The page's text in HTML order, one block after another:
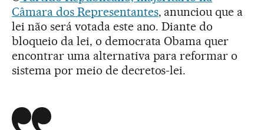
Câmara dos Representantes, anunciou que a
lei não será votada este ano. Diante do
bloqueio da lei, o democrata Obama quer
encontrar uma alternativa para reformar o
sistema por meio de decretos-lei.